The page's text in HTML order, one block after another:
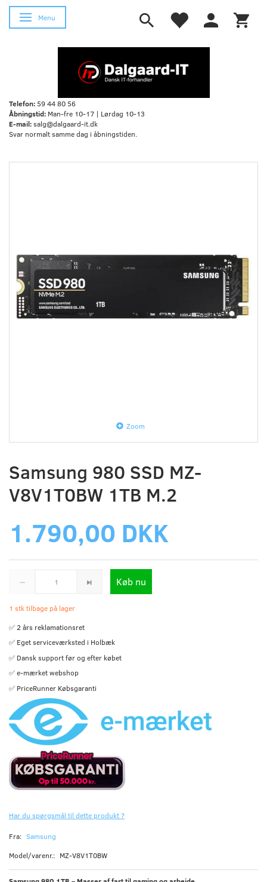
Skifte navigation
Menu
Telefon:59 44 80 56
Åbningstid: Man-fre 10-17 | Lørdag 10-13
E-mail:salg@dalgaard-it.dk
Svar normalt samme dag i åbningstiden.
Zoom
Samsung 980 SSD MZ-
V8V1T0BW 1TB M.2
1.790,00 DKK
Køb nu
1 stk tilbage på lager
✅ 2 års reklamationsret
✅ Eget serviceværksted i Holbæk
✅ Dansk support før og efter købet
✅ e-mærket webshop
✅ PriceRunner Købsgaranti
Har du spørgsmål til dette produkt ?
Fra: Samsung
Model/varenr.: MZ-V8V1T0BW